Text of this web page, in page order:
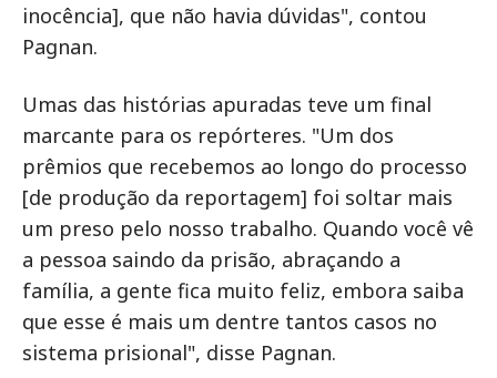
inocência], que não havia dúvidas", contou
Pagnan.
Umas das histórias apuradas teve um final
marcante para os repórteres. "Um dos
prêmios que recebemos ao longo do processo
[de produção da reportagem] foi soltar mais
um preso pelo nosso trabalho. Quando você vê
a pessoa saindo da prisão, abraçando a
família, a gente fica muito feliz, embora saiba
que esse é mais um dentre tantos casos no
sistema prisional", disse Pagnan.